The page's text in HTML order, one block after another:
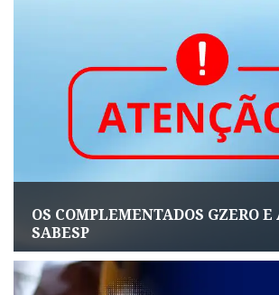
OS COMPLEMENTADOS GZERO E
SABESP